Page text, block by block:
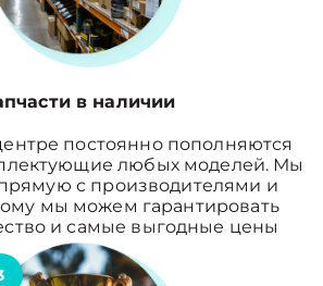
в наличии
постоянно пополняются
любых моделей. Мы
с производителями и
мы можем гарантировать
и самые выгодные цены